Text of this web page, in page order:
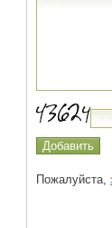
Пожалуйста,